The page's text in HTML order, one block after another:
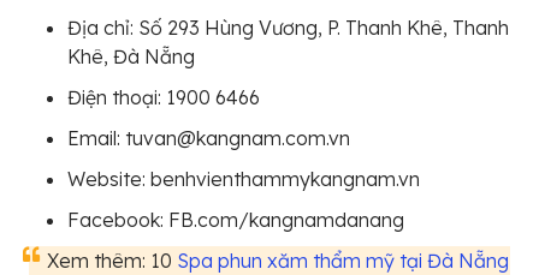
Địa chỉ: Số 293 Hùng Vương, P. Thanh Khê, Thanh
Khê, Đà Nẵng
Điện thoại: 1900 6466
Email: tuvan@kangnam.com.vn
Website: benhvienthammykangnam.vn
Facebook: FB.com/kangnamdanang
Xem thêm: 10 Spa phun xăm thẩm mỹ tại Đà Nẵng